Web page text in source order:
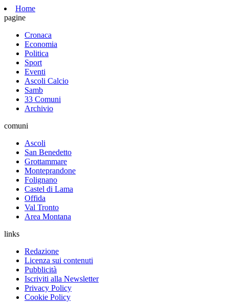
Home
pagine
Cronaca
Economia
Politica
Sport
Eventi
Ascoli Calcio
Samb
33 Comuni
Archivio
comuni
Ascoli
San Benedetto
Grottammare
Monteprandone
Folignano
Castel di Lama
Offida
Val Tronto
Area Montana
links
Redazione
Licenza sui contenuti
Pubblicità
Iscriviti alla Newsletter
Privacy Policy
Cookie Policy